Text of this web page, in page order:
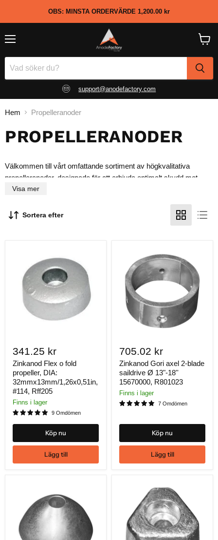
OBS: MINSTA ORDERVÄRDE 1,200.00 kr
support@anodefactory.com
Hem Propelleranoder
PROPELLERANODER
Välkommen till vårt omfattande sortiment av högkvalitativa
propelleranoder, designade för att erbjuda optimalt skydd mot
korrosion för dina båtpropeller.
Max Prop
Gori
Varifold
Variprop
Variprofile
Autoprop
Sole Diesel
Volvo Penta
Beneteau
Jeanneau
med flera
MATERIAL:
Aluminum
Magnesium
Visa mer
Sortera efter
341.25 kr
Zinkanod Flex o fold
propeller, DIA:
32mmx13mm/1,26x0,51in,
#114, Rff205
Finns i lager
9 Omdömen
Köp nu
Lägg till
705.02 kr
Zinkanod Gori axel 2-blade
saildrive Ø 13"-18''
15670000, R801023
Finns i lager
7 Omdömen
Köp nu
Lägg till